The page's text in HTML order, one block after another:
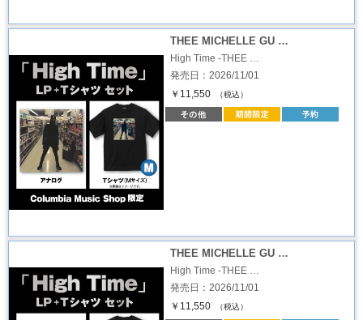
THEE MICHELLE GU …
High Time -THEE …
発売日：2026/11/01
￥11,550
（税込）
THEE MICHELLE GU …
High Time -THEE …
発売日：2026/11/01
￥11,550
（税込）